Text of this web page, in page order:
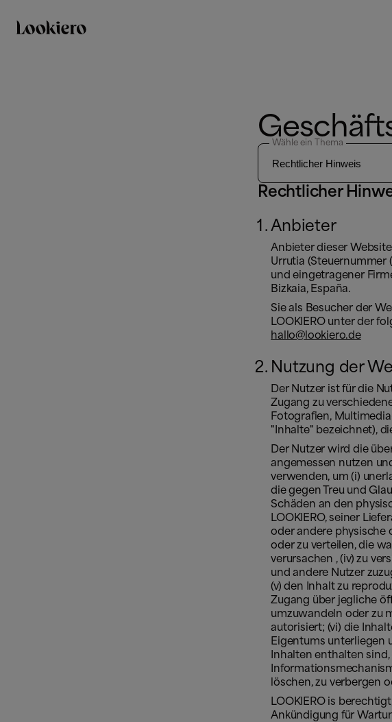
Wähle ein Thema
Rechtlicher
Anbieter
Anbieter dieser
Urrutia (Steuernummer
und eingetragener
Bizkaia, España.
Sie als Besucher der
LOOKIERO unter der
hallo@lookiero.de
Nutzung der
Der Nutzer ist für die
Zugang zu
Fotografien,
"Inhalte" bezeichnet),
Der Nutzer wird die
angemessen nutzen
verwenden, um (i)
die gegen Treu und
Schäden an den
LOOKIERO, seiner
oder andere physische
oder zu verteilen, die
verursachen , (iv) zu
und andere Nutzer
(v) den Inhalt zu
Zugang über jegliche
umzuwandeln oder zu
autorisiert; (vi) die
Eigentums unterliegen
Inhalten enthalten
löschen, zu verbergen
LOOKIERO is
Ankündigung für